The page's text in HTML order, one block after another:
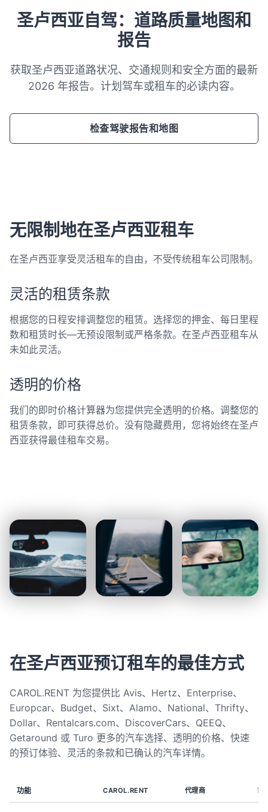
圣卢西亚自驾：道路质量地图和
报告
获取圣卢西亚道路状况、交通规则和安全方面的最新
2026 年报告。计划驾车或租车的必读内容。
检查驾驶报告和地图
无限制地在圣卢西亚租车
在圣卢西亚享受灵活租车的自由，不受传统租车公司限制。
灵活的租赁条款
根据您的日程安排调整您的租赁。选择您的押金、每日里程
数和租赁时长—无预设限制或严格条款。在圣卢西亚租车从
未如此灵活。
透明的价格
我们的即时价格计算器为您提供完全透明的价格。调整您的
租赁条款，即可获得总价。没有隐藏费用，您将始终在圣卢
西亚获得最佳租车交易。
在圣卢西亚预订租车的最佳方式
CAROL.RENT 为您提供比 Avis、Hertz、Enterprise、
Europcar、Budget、Sixt、Alamo、National、Thrifty、
Dollar、Rentalcars.com、DiscoverCars、QEEQ、
Getaround 或 Turo 更多的汽车选择、透明的价格、快速
的预订体验、灵活的条款和已确认的汽车详情。
功能 CAROL.RENT 代理商 市